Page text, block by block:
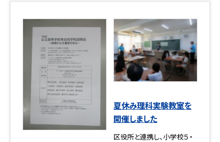
夏休み理科実験教室を
開催しました
区役所と連携し、小学校５・